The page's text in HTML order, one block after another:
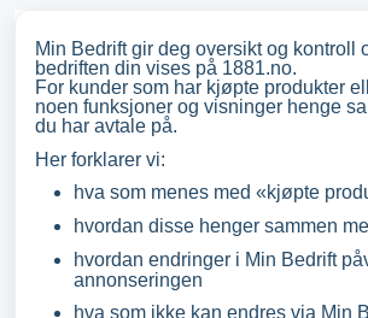
Min Bedrift gir deg oversikt og kontroll
bedriften din vises på 1881.no.
For kunder som har kjøpte produkter
noen funksjoner og visninger henge
du har avtale på.
Her forklarer vi:
hva som menes med «kjøpte
hvordan disse henger sammen
hvordan endringer i Min Bedrift
annonseringen
hva som ikke kan endres via Min